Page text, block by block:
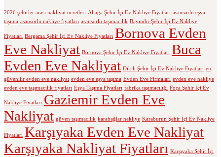
2026 şehirler arası nakliyat ücretleri Aliağa Şehir İçi Ev Nakliye Fiyatları asansörlü eşya
taşıma asansörlü nakliye fiyatları asansörlü taşımacılık Bayındır Şehir İçi Ev Nakliye
Fiyatları Bergama Şehir İçi Ev Nakliye Fiyatları Bornova Evden
Eve Nakliyat Bornova Şehir İçi Ev Nakliye Fiyatları Buca
Evden Eve Nakliyat Dikili Şehir İçi Ev Nakliye Fiyatları en
güvenilir evden eve nakliyat evden eve eşya taşıma Evden Eve Firmaları evden eve nakliye
evden eve taşımacılık fiyatları Eşya Taşıma Fiyatları fabrika taşımacılığı Foça Şehir İçi Ev
Nakliye Fiyatları Gaziemir Evden Eve
Nakliyat güven taşımacılık karabağlar nakliye Karaburun Şehir İçi Ev Nakliye
Fiyatları Karşıyaka Evden Eve Nakliyat
Karşıyaka Nakliyat Fiyatları Karşıyaka Şehir İçi